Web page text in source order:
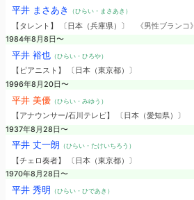
平井 まさあき （ひらい・まさあき）
【タレント】 〔日本（兵庫県）〕
《男性ブランコ》
1984年8月8日〜
平井 裕也（ひらい・ひろや）
【ピアニスト】 〔日本（東京都）〕
1996年8月20日〜
平井 美優（ひらい・みゆう）
【アナウンサー/石川テレビ】 〔日本（愛知県）〕
1937年8月28日〜
平井 丈一朗 （ひらい・たけいちろう）
【チェロ奏者】 〔日本（東京都）〕
1970年8月28日〜
平井 秀明 （ひらい・ひであき）